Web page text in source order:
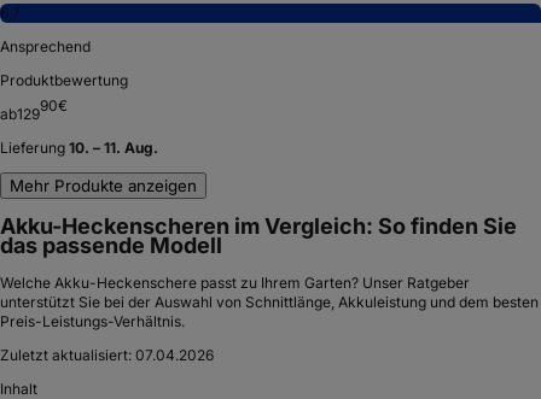
6,7
Ansprechend
Produktbewertung
ab12990€
Lieferung 10. – 11. Aug.
Mehr Produkte anzeigen
Akku-Heckenscheren im Vergleich: So finden Sie
das passende Modell
Welche Akku-Heckenschere passt zu Ihrem Garten? Unser Ratgeber
unterstützt Sie bei der Auswahl von Schnittlänge, Akkuleistung und dem besten
Preis-Leistungs-Verhältnis.
Zuletzt aktualisiert: 07.04.2026
Inhalt